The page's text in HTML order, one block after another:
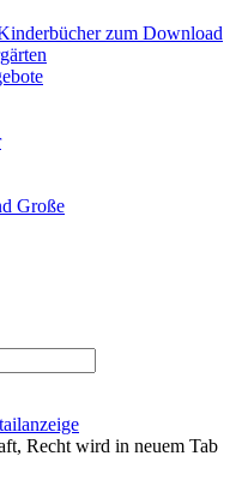
zum Download
Große
wird in neuem Tab